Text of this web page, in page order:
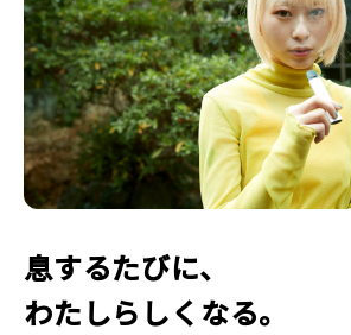
息するたびに、
わたしらしくなる。